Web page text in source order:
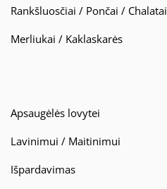
Rankšluosčiai / Pončai / Chalatai
Merliukai / Kaklaskarės
Apsaugėlės lovytei
Lavinimui / Maitinimui
Išpardavimas